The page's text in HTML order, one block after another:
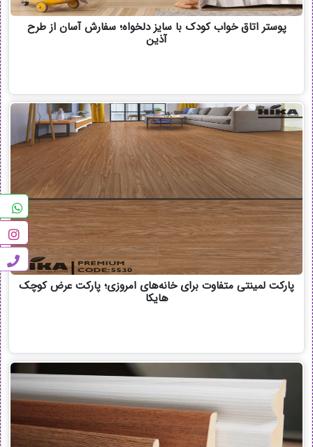
پوستر اتاق خواب کودک با سایز دلخواه؛ سفارش آسان از طرح
آذین
پارکت لمینتی متفاوت برای خانه‌های امروزی؛ پارکت عرض کوچک
هایکا